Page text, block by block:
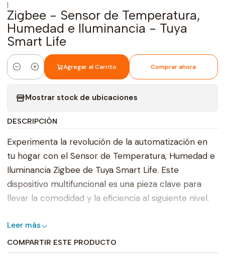
|
Zigbee - Sensor de Temperatura,
Humedad e Iluminancia - Tuya
Smart Life
Cantidad
Agregar al Carrito Comprar ahora
Mostrar stock de ubicaciones
DESCRIPCIÓN
Experimenta la revolución de la automatización en
tu hogar con el Sensor de Temperatura, Humedad e
Iluminancia Zigbee de Tuya Smart Life. Este
dispositivo multifuncional es una pieza clave para
llevar la comodidad y la eficiencia al siguiente nivel.
Este sensor avanzado te proporciona información
entorno interior: temperatura, humedad e
Leer más
COMPARTIR ESTE PRODUCTO